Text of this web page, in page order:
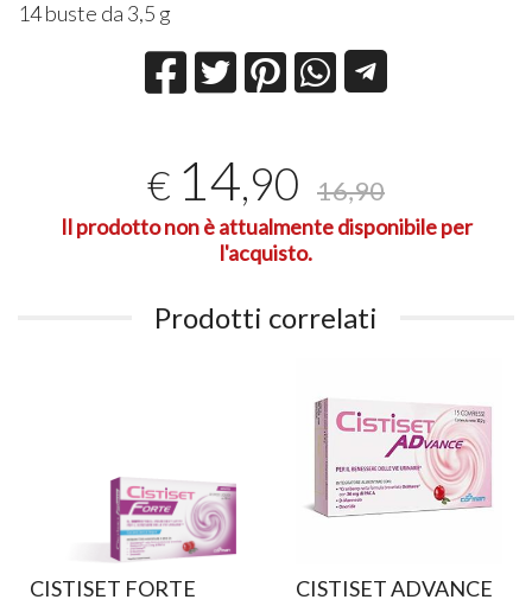
14 buste da 3,5 g
€ 14,90 16,90
Il prodotto non è attualmente disponibile per
l'acquisto.
Prodotti correlati
CISTISET FORTE
CISTISET ADVANCE